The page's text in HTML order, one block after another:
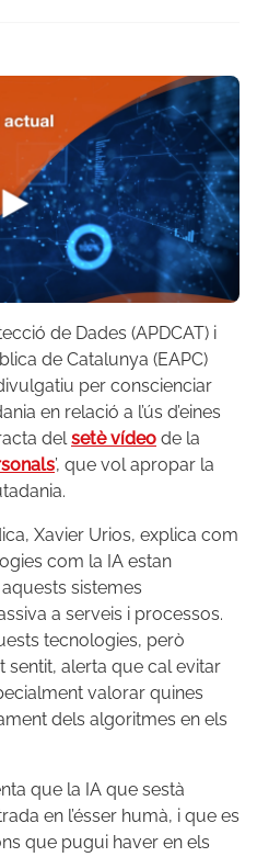
de Dades (APDCAT) i
de Catalunya (EAPC)
per conscienciar
en relació a l’ús d’eines
delsetè vídeo de la
’, que vol apropar la
Xavier Urios, explica com
com la IA estan
sistemes
a serveis i processos.
tecnologies, però
sentit, alerta que cal evitar
valorar quines
dels algoritmes en els
que la IA que sestà
en l’ésser humà, i que es
que pugui haver en els